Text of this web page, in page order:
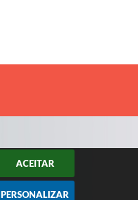
ACEITAR
PERSONALIZAR